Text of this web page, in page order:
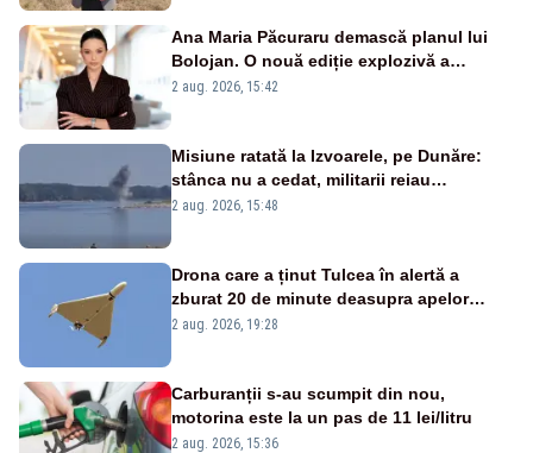
Ana Maria Păcuraru demască planul lui
Bolojan. O nouă ediție explozivă a
emisiunii „Miza Zilei” la Realitatea PLUS
2 aug. 2026, 15:42
Misiune ratată la Izvoarele, pe Dunăre:
stânca nu a cedat, militarii reiau
detonările luni – VIDEO
2 aug. 2026, 15:48
Drona care a ținut Tulcea în alertă a
zburat 20 de minute deasupra apelor
României. Au fost ridicate două F-16
2 aug. 2026, 19:28
Carburanții s-au scumpit din nou,
motorina este la un pas de 11 lei/litru
2 aug. 2026, 15:36